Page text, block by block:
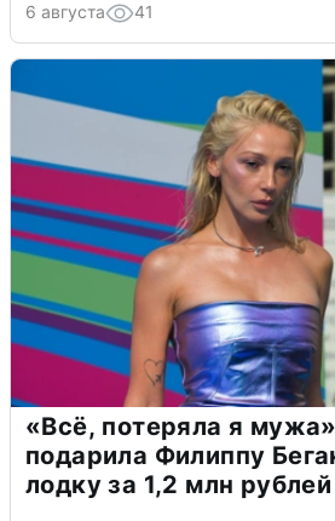
6 августа 41
«Всё, потеряла я
подарила Филиппу
лодку за 1,2 млн рублей